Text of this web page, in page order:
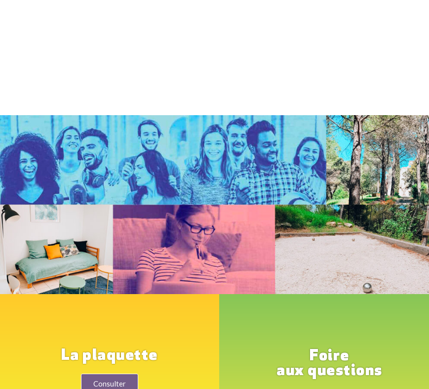
La plaquette
Consulter
Foire
aux questions